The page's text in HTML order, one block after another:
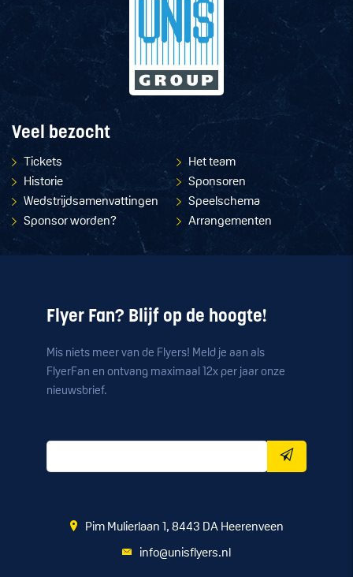
Veel bezocht
Tickets
Het team
Historie
Sponsoren
Wedstrijdsamenvattingen
Speelschema
Sponsor worden?
Arrangementen
Flyer Fan? Blijf op de hoogte!
Mis niets meer van de Flyers! Meld je aan als
FlyerFan en ontvang maximaal 12x per jaar onze
nieuwsbrief.
Pim Mulierlaan 1, 8443 DA Heerenveen
info@unisflyers.nl